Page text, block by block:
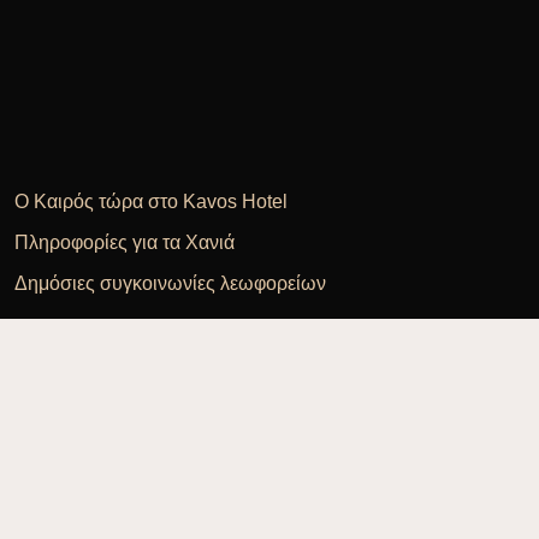
Ο Καιρός τώρα στο Kavos Hotel
Πληροφορίες για τα Χανιά
Δημόσιες συγκοινωνίες λεωφορείων